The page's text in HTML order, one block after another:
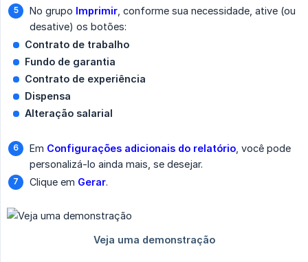
No grupo Imprimir , conforme sua necessidade, ative (ou
desative) os botões:
Contrato de trabalho
Fundo de garantia
Contrato de experiência
Dispensa
Alteração salarial
Em Configurações adicionais do relatório , você pode
personalizá-lo ainda mais, se desejar.
Clique em Gerar.